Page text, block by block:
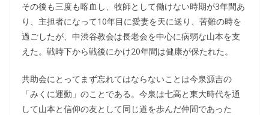
その後も三度も喀血し、牧師として働けない時期が3年間あ
り、主担者になって10年目に愛妻を天に送り、苦難の時を
過ごしたが、中渋谷教会は長老会を中心に病弱な山本を支
えた。戦時下から戦後にかけ20年間は健康が保たれた。
共助会にとってまず忘れてはならないことは今泉源吉の
「みくに運動」のことである。今泉は七高と東大時代を通
して山本と信仰の友として同じ道を歩んだ仲間であった